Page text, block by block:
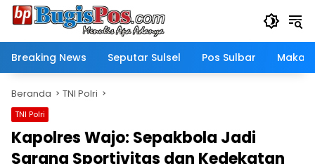
Langsung
Breaking News
Seputar Sulsel Pos Sulbar
Beranda TNI Polri
TNI Polri
Kapolres Wajo: Sepakbola Jadi
Sarana Sportivitas dan Kedekatan